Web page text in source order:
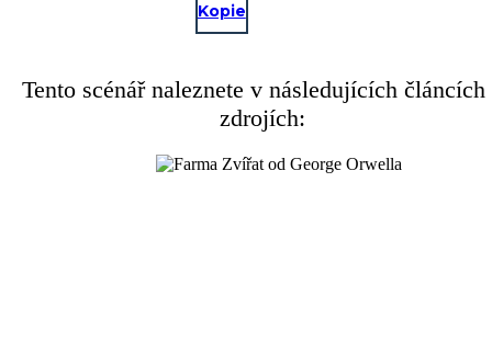
Kopie
Tento scénář naleznete v následujících článcích
zdrojích: